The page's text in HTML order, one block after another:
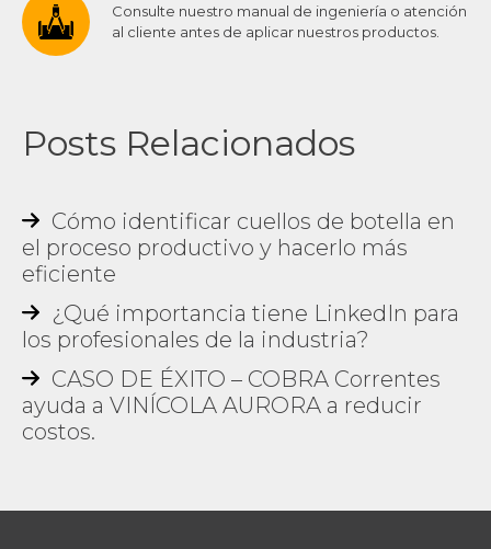
Consulte nuestro manual de ingeniería o atención
al cliente antes de aplicar nuestros productos.
Posts Relacionados
Cómo identificar cuellos de botella en
el proceso productivo y hacerlo más
eficiente
¿Qué importancia tiene LinkedIn para
los profesionales de la industria?
CASO DE ÉXITO – COBRA Correntes
ayuda a VINÍCOLA AURORA a reducir
costos.